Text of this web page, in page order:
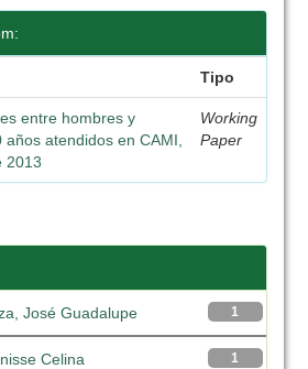
Tipo
entre hombres y
atendidos en CAMI,
2013
Working
Paper
1
José Guadalupe
1
Celina